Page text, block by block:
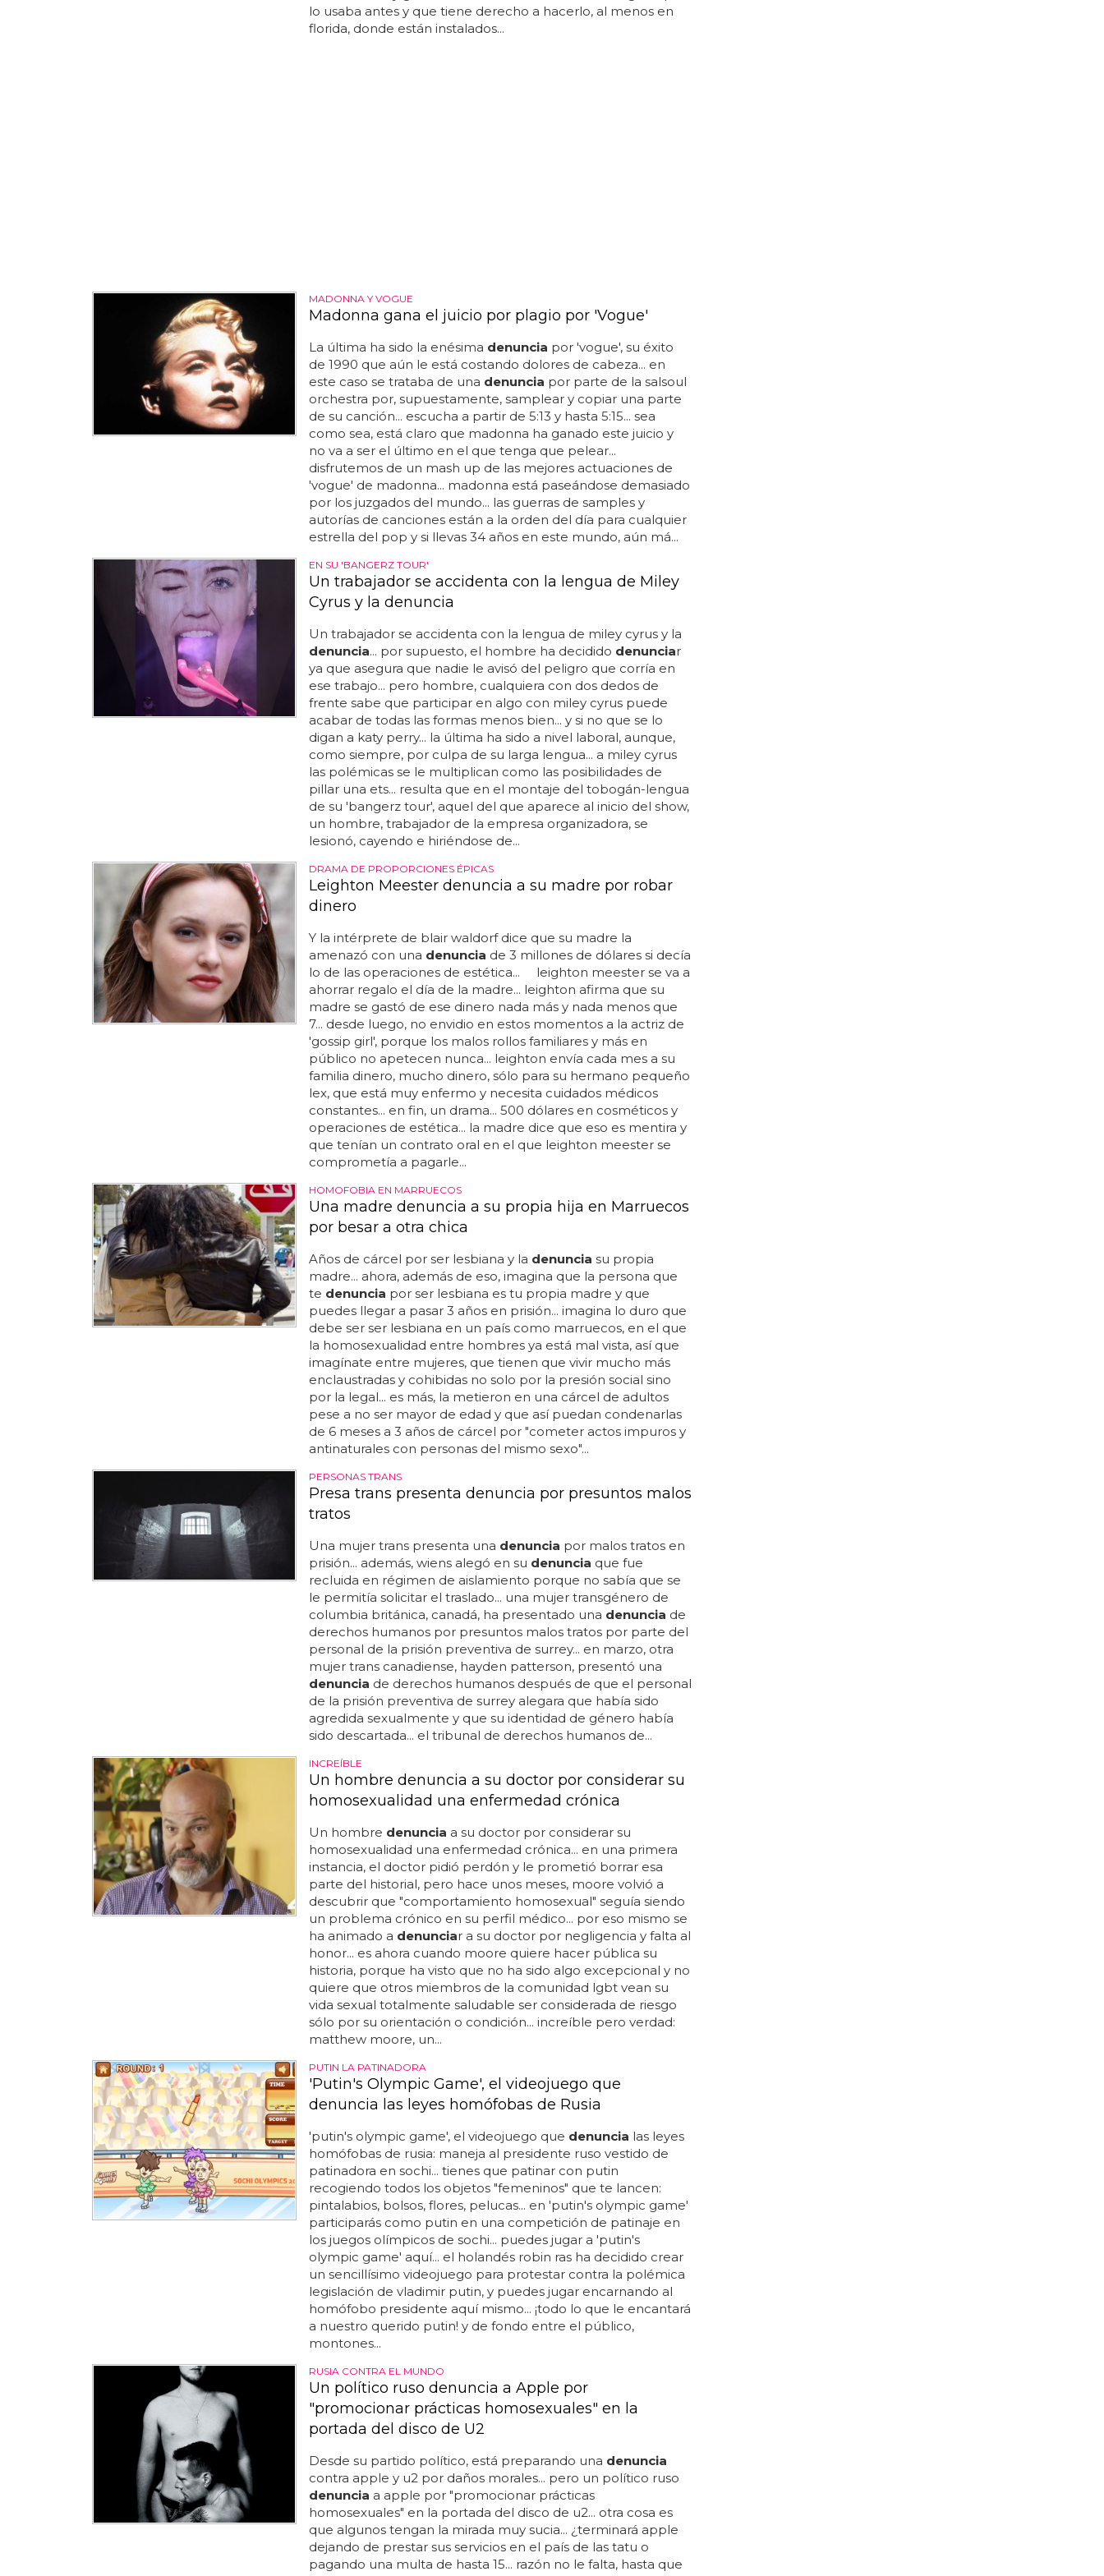
lo usaba antes y que tiene derecho a hacerlo, al menos en
florida, donde están instalados...
MADONNA Y VOGUE
Madonna gana el juicio por plagio por 'Vogue'
La última ha sido la enésima denuncia por 'vogue', su éxito
de 1990 que aún le está costando dolores de cabeza... en
este caso se trataba de una denuncia por parte de la salsoul
orchestra por, supuestamente, samplear y copiar una parte
de su canción... escucha a partir de 5:13 y hasta 5:15... sea
como sea, está claro que madonna ha ganado este juicio y
no va a ser el último en el que tenga que pelear...
disfrutemos de un mash up de las mejores actuaciones de
'vogue' de madonna... madonna está paseándose demasiado
por los juzgados del mundo... las guerras de samples y
autorías de canciones están a la orden del día para cualquier
estrella del pop y si llevas 34 años en este mundo, aún má...
EN SU 'BANGERZ TOUR'
Un trabajador se accidenta con la lengua de Miley
Cyrus y la denuncia
Un trabajador se accidenta con la lengua de miley cyrus y la
denuncia... por supuesto, el hombre ha decidido denunciar
ya que asegura que nadie le avisó del peligro que corría en
ese trabajo... pero hombre, cualquiera con dos dedos de
frente sabe que participar en algo con miley cyrus puede
acabar de todas las formas menos bien... y si no que se lo
digan a katy perry... la última ha sido a nivel laboral, aunque,
como siempre, por culpa de su larga lengua... a miley cyrus
las polémicas se le multiplican como las posibilidades de
pillar una ets... resulta que en el montaje del tobogán-lengua
de su 'bangerz tour', aquel del que aparece al inicio del show,
un hombre, trabajador de la empresa organizadora, se
lesionó, cayendo e hiriéndose de...
DRAMA DE PROPORCIONES ÉPICAS
Leighton Meester denuncia a su madre por robar
dinero
Y la intérprete de blair waldorf dice que su madre la
amenazó con una denuncia de 3 millones de dólares si decía
lo de las operaciones de estética... leighton meester se va a
ahorrar regalo el día de la madre... leighton afirma que su
madre se gastó de ese dinero nada más y nada menos que
7... desde luego, no envidio en estos momentos a la actriz de
'gossip girl', porque los malos rollos familiares y más en
público no apetecen nunca... leighton envía cada mes a su
familia dinero, mucho dinero, sólo para su hermano pequeño
lex, que está muy enfermo y necesita cuidados médicos
constantes... en fin, un drama... 500 dólares en cosméticos y
operaciones de estética... la madre dice que eso es mentira y
que tenían un contrato oral en el que leighton meester se
comprometía a pagarle...
HOMOFOBIA EN MARRUECOS
Una madre denuncia a su propia hija en Marruecos
por besar a otra chica
Años de cárcel por ser lesbiana y la denuncia su propia
madre... ahora, además de eso, imagina que la persona que
te denuncia por ser lesbiana es tu propia madre y que
puedes llegar a pasar 3 años en prisión... imagina lo duro que
debe ser ser lesbiana en un país como marruecos, en el que
la homosexualidad entre hombres ya está mal vista, así que
imagínate entre mujeres, que tienen que vivir mucho más
enclaustradas y cohibidas no solo por la presión social sino
por la legal... es más, la metieron en una cárcel de adultos
pese a no ser mayor de edad y que así puedan condenarlas
de 6 meses a 3 años de cárcel por "cometer actos impuros y
antinaturales con personas del mismo sexo"...
PERSONAS TRANS
Presa trans presenta denuncia por presuntos malos
tratos
Una mujer trans presenta una denuncia por malos tratos en
prisión... además, wiens alegó en su denuncia que fue
recluida en régimen de aislamiento porque no sabía que se
le permitía solicitar el traslado... una mujer transgénero de
columbia británica, canadá, ha presentado una denuncia de
derechos humanos por presuntos malos tratos por parte del
personal de la prisión preventiva de surrey... en marzo, otra
mujer trans canadiense, hayden patterson, presentó una
denuncia de derechos humanos después de que el personal
de la prisión preventiva de surrey alegara que había sido
agredida sexualmente y que su identidad de género había
sido descartada... el tribunal de derechos humanos de...
INCREÍBLE
Un hombre denuncia a su doctor por considerar su
homosexualidad una enfermedad crónica
Un hombre denuncia a su doctor por considerar su
homosexualidad una enfermedad crónica... en una primera
instancia, el doctor pidió perdón y le prometió borrar esa
parte del historial, pero hace unos meses, moore volvió a
descubrir que "comportamiento homosexual" seguía siendo
un problema crónico en su perfil médico... por eso mismo se
ha animado a denunciar a su doctor por negligencia y falta al
honor... es ahora cuando moore quiere hacer pública su
historia, porque ha visto que no ha sido algo excepcional y no
quiere que otros miembros de la comunidad lgbt vean su
vida sexual totalmente saludable ser considerada de riesgo
sólo por su orientación o condición... increíble pero verdad:
matthew moore, un...
PUTIN LA PATINADORA
'Putin's Olympic Game', el videojuego que
denuncia las leyes homófobas de Rusia
'putin's olympic game', el videojuego que denuncia las leyes
homófobas de rusia: maneja al presidente ruso vestido de
patinadora en sochi... tienes que patinar con putin
recogiendo todos los objetos "femeninos" que te lancen:
pintalabios, bolsos, flores, pelucas... en 'putin's olympic game'
participarás como putin en una competición de patinaje en
los juegos olímpicos de sochi... puedes jugar a 'putin's
olympic game' aquí... el holandés robin ras ha decidido crear
un sencillísimo videojuego para protestar contra la polémica
legislación de vladimir putin, y puedes jugar encarnando al
homófobo presidente aquí mismo... ¡todo lo que le encantará
a nuestro querido putin! y de fondo entre el público,
montones...
RUSIA CONTRA EL MUNDO
Un político ruso denuncia a Apple por
"promocionar prácticas homosexuales" en la
portada del disco de U2
Desde su partido político, está preparando una denuncia
contra apple y u2 por daños morales... pero un político ruso
denuncia a apple por "promocionar prácticas
homosexuales" en la portada del disco de u2... otra cosa es
que algunos tengan la mirada muy sucia... ¿terminará apple
dejando de prestar sus servicios en el país de las tatu o
pagando una multa de hasta 15... razón no le falta, hasta que